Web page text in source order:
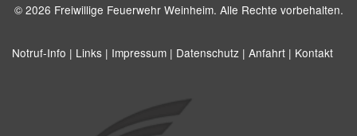
© 2026 Freiwillige Feuerwehr Weinheim. Alle Rechte vorbehalten.
Notruf-Info | Links | Impressum | Datenschutz | Anfahrt | Kontakt